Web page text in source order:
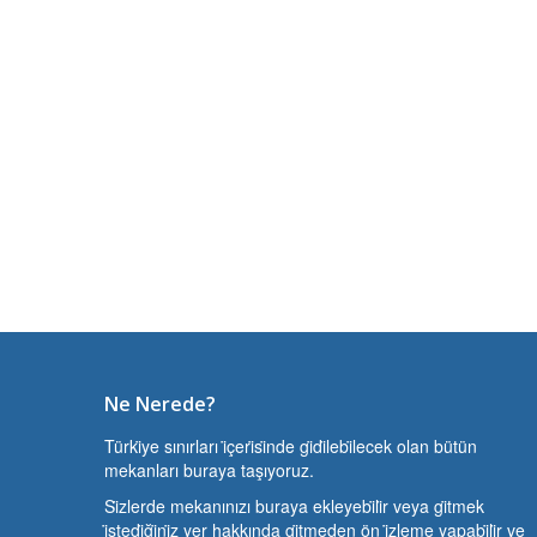
Ne Nerede?
Türki̇ye sınırları i̇çeri̇si̇nde gi̇di̇lebi̇lecek olan bütün
mekanları buraya taşıyoruz.
Si̇zlerde mekanınızı buraya ekleyebi̇li̇r veya gi̇tmek
i̇stedi̇ği̇ni̇z yer hakkında gi̇tmeden ön i̇zleme yapabi̇li̇r ve